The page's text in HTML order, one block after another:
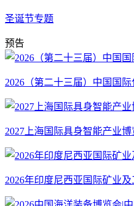
圣诞节专题
预告
2026（第二十三届）中国国
2027上海国际具身智能产业
2026年印度尼西亚国际矿业